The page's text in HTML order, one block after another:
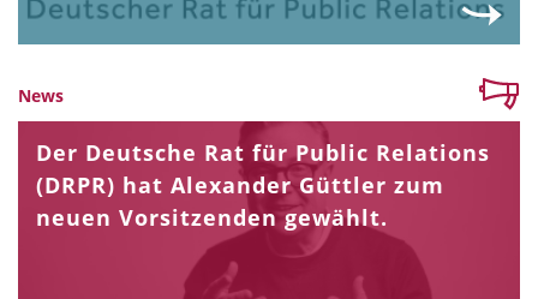
News
Der Deutsche Rat für Public Relations
(DRPR) hat Alexander Güttler zum
neuen Vorsitzenden gewählt.